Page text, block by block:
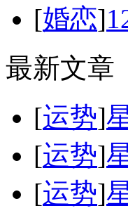
[婚恋]
最新文章
[运势]
[运势]
[运势]